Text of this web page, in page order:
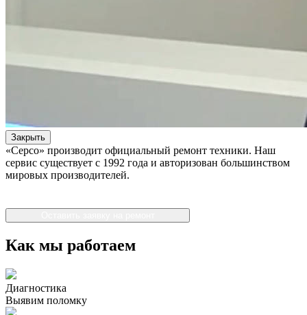
Закрыть
«Серсо» производит официальный ремонт техники. Наш
сервис существует с 1992 года и авторизован большинством
мировых производителей.
Как мы работаем
Диагностика
Выявим поломку